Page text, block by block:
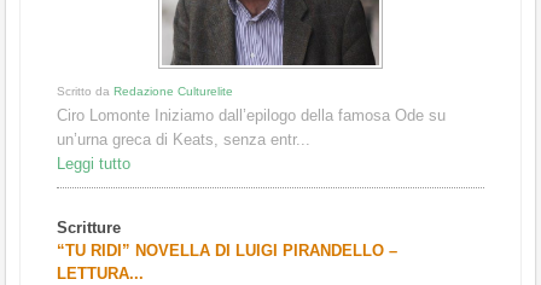
Scritto da Redazione Culturelite
Ciro Lomonte Iniziamo dall’epilogo della famosa Ode su
un’urna greca di Keats, senza entr...
Leggi tutto
Scritture
“TU RIDI” NOVELLA DI LUIGI PIRANDELLO –
LETTURA...